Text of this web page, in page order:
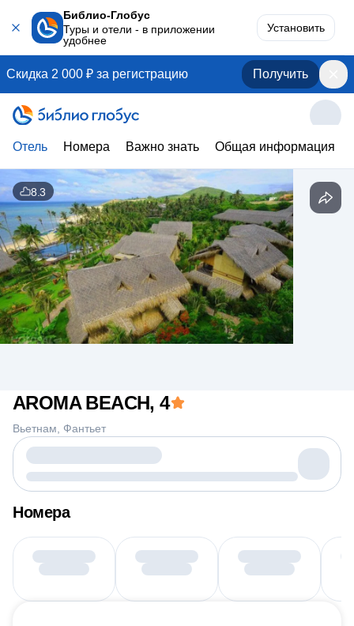
Библио-Глобус
Туры и отели - в приложении
удобнее
Установить
Скидка 2 000 ₽ за регистрацию Получить
Отель Номера Важно знать Общая информация
AROMA BEACH, 4
Вьетнам Фантьет
8.3
Номера